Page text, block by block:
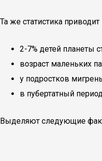
Та же статистика
2-7% детей планеты
возраст маленьких
у подростков
в пубертатный
Выделяют следующие